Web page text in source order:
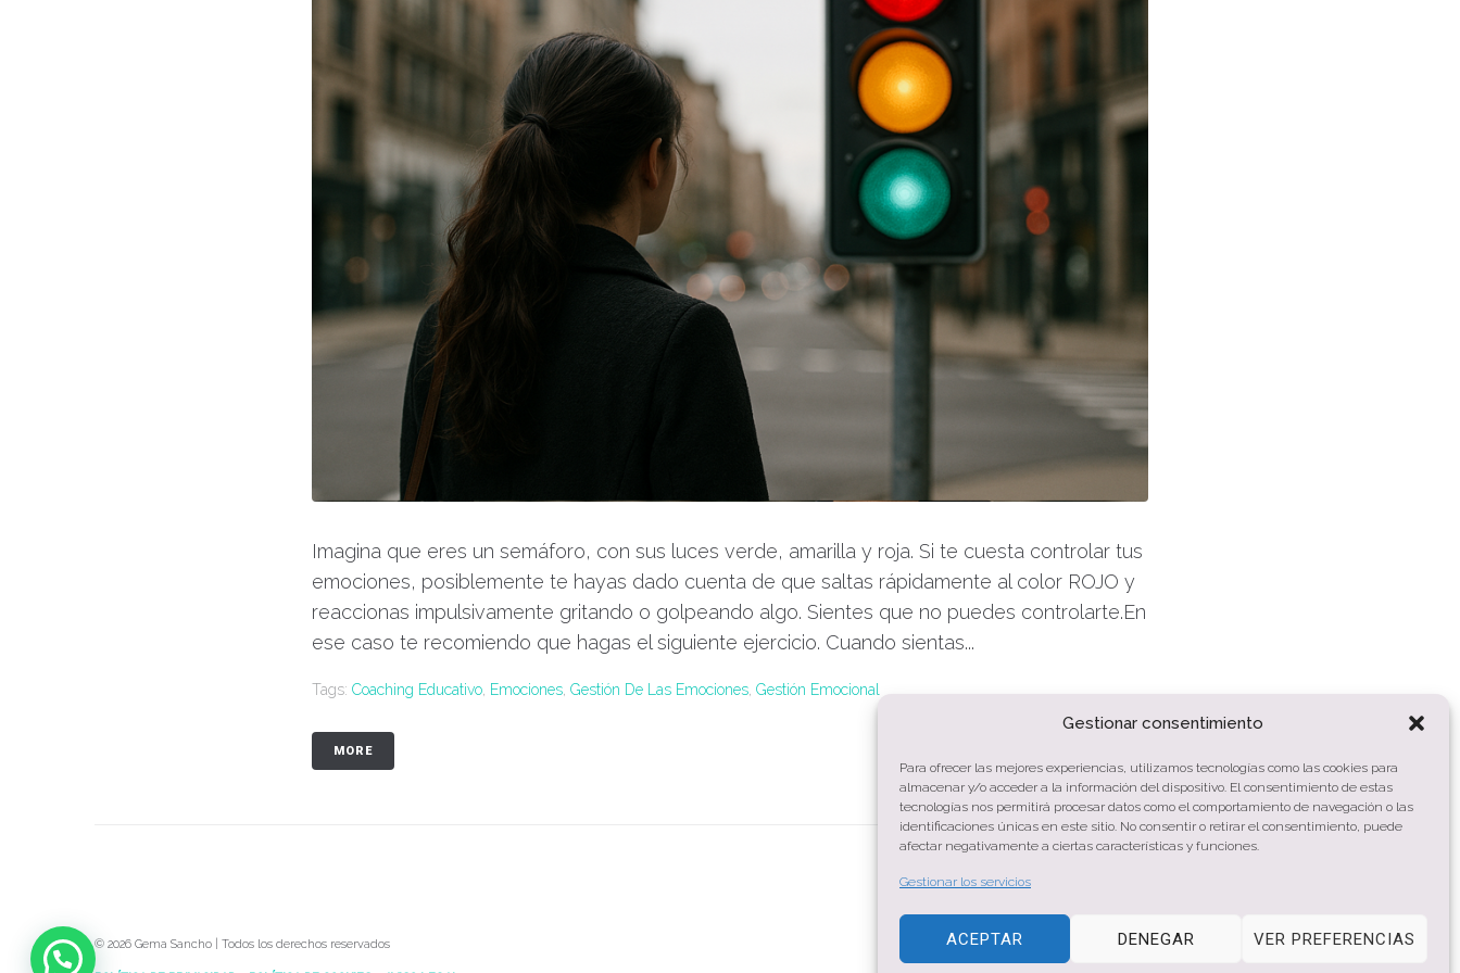
Gestionar consentimiento
Para ofrecer las mejores experiencias, utilizamos tecnologías como las cookies para
almacenar y/o acceder a la información del dispositivo. El consentimiento de estas
tecnologías nos permitirá procesar datos como el comportamiento de navegación o las
identificaciones únicas en este sitio. No consentir o retirar el consentimiento, puede
afectar negativamente a ciertas características y funciones.
Gestionar los servicios
ACEPTAR DENEGAR VER PREFERENCIAS
Imagina que eres un semáforo, con sus luces verde, amarilla y roja. Si te cuesta controlar tus
emociones, posiblemente te hayas dado cuenta de que saltas rápidamente al color ROJO y
reaccionas impulsivamente gritando o golpeando algo. Sientes que no puedes controlarte.En
ese caso te recomiendo que hagas el siguiente ejercicio. Cuando sientas...
Tags: Coaching Educativo Emociones Gestión De Las Emociones Gestión Emocional
MORE
© 2026 Gema Sancho | Todos los derechos reservados